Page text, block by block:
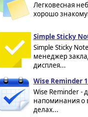
Легковесная
хорошо
Simple Sticky
Simple Sticky
менеджер
дисплея...
Wise Reminder
Wise Reminder -
напоминания о
делах...